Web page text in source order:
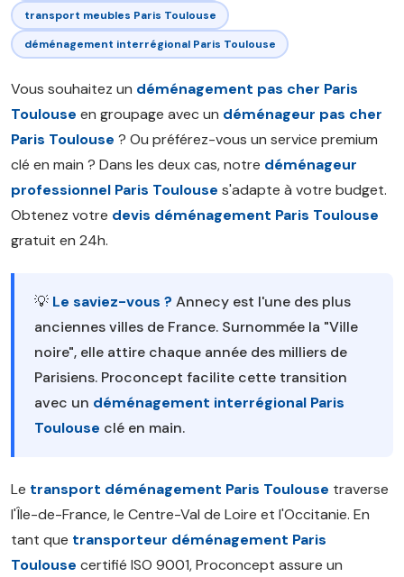
transport meubles Paris Toulouse
déménagement interrégional Paris Toulouse
Vous souhaitez un déménagement pas cher Paris
Toulouse en groupage avec un déménageur pas cher
Paris Toulouse ? Ou préférez-vous un service premium
clé en main ? Dans les deux cas, notre déménageur
professionnel Paris Toulouse s'adapte à votre budget.
Obtenez votre devis déménagement Paris Toulouse
gratuit en 24h.
💡 Le saviez-vous ? Annecy est l'une des plus
anciennes villes de France. Surnommée la "Ville
noire", elle attire chaque année des milliers de
Parisiens. Proconcept facilite cette transition
avec un déménagement interrégional Paris
Toulouse clé en main.
Le transport déménagement Paris Toulouse traverse
l'Île-de-France, le Centre-Val de Loire et l'Occitanie. En
tant que transporteur déménagement Paris
Toulouse certifié ISO 9001, Proconcept assure un